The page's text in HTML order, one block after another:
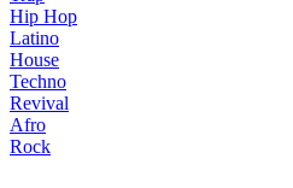
Hip Hop
Latino
House
Techno
Revival
Afro
Rock